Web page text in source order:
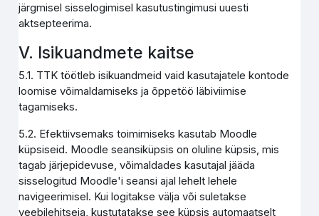
järgmisel sisselogimisel kasutustingimusi uuesti
aktsepteerima.
V. Isikuandmete kaitse
5.1. TTK töötleb isikuandmeid vaid kasutajatele kontode
loomise võimaldamiseks ja õppetöö läbiviimise
tagamiseks.
5.2. Efektiivsemaks toimimiseks kasutab Moodle
küpsiseid. Moodle seansiküpsis on oluline küpsis, mis
tagab järjepidevuse, võimaldades kasutajal jääda
sisselogitud Moodle'i seansi ajal lehelt lehele
navigeerimisel. Kui logitakse välja või suletakse
veebilehitseja, kustutatakse see küpsis automaatselt